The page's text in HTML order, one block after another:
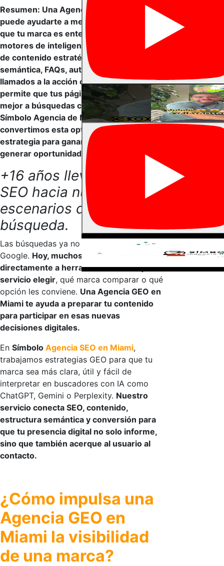
Resumen: Una Agencia GEO en Miami
puede ayudarte a mejorar la forma en
que tu marca es entendida por usuarios y
motores de inteligencia artificial. A través
de contenido estratégico, optimización
semántica, FAQs, autoridad temática y
llamados a la acción claros, el GEO
permite que tus páginas respondan
mejor a búsquedas conversacionales. En
Símbolo Agencia de Marketing Digital,
convertimos esta optimización en una
estrategia para ganar visibilidad y
generar oportunidades comerciales.
+16 años llevando el
SEO hacia nuevos
escenarios de
búsqueda.
Las búsquedas ya no ocurren solo en
Google. Hoy, muchos usuarios preguntan
directamente a herramientas de IA qué
servicio elegir, qué marca comparar o qué
opción les conviene. Una Agencia GEO en
Miami te ayuda a preparar tu contenido
para participar en esas nuevas
decisiones digitales.
En Símbolo Agencia SEO en Miami,
trabajamos estrategias GEO para que tu
marca sea más clara, útil y fácil de
interpretar en buscadores con IA como
ChatGPT, Gemini o Perplexity. Nuestro
servicio conecta SEO, contenido,
estructura semántica y conversión para
que tu presencia digital no solo informe,
sino que también acerque al usuario al
contacto.
¿Cómo impulsa una
Agencia GEO en
Miami la visibilidad
de una marca?